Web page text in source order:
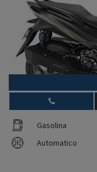
Gasolina
Automatico